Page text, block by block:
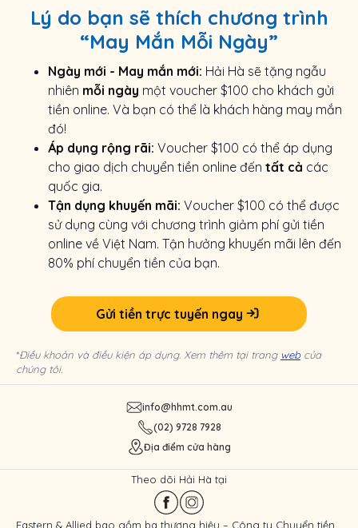
Lý do bạn sẽ thích chương trình
“May Mắn Mỗi Ngày”
Ngày mới - May mắn mới: Hải Hà sẽ tặng ngẫu
nhiên mỗi ngày một voucher $100 cho khách gửi
tiền online. Và bạn có thể là khách hàng may mắn
đó!
Áp dụng rộng rãi: Voucher $100 có thể áp dụng
cho giao dịch chuyển tiền online đến tất cả các
quốc gia.
Tận dụng khuyến mãi: Voucher $100 có thể được
sử dụng cùng với chương trình giảm phí gửi tiền
online về Việt Nam. Tận hưởng khuyến mãi lên đến
80% phí chuyển tiền của bạn.
Gửi tiền trực tuyến ngay
*Điều khoản và điều kiện áp dụng. Xem thêm tại trang webcủa
chúng tôi.
info@hhmt.com.au
(02) 9728 7928
Địa điểm cửa hàng
Theo dõi Hải Hà tại
Eastern & Allied bao gồm ba thương hiệu – Công ty Chuyển tiền